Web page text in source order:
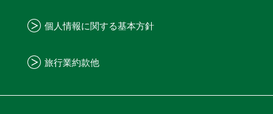
個人情報に関する基本方針
旅行業約款他